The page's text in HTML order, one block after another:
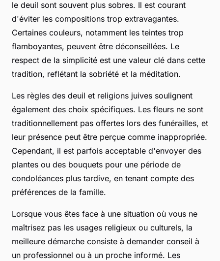
le deuil sont souvent plus sobres. Il est courant
d'éviter les compositions trop extravagantes.
Certaines couleurs, notamment les teintes trop
flamboyantes, peuvent être déconseillées. Le
respect de la simplicité est une valeur clé dans cette
tradition, reflétant la sobriété et la méditation.
Les règles des deuil et religions juives soulignent
également des choix spécifiques. Les fleurs ne sont
traditionnellement pas offertes lors des funérailles, et
leur présence peut être perçue comme inappropriée.
Cependant, il est parfois acceptable d'envoyer des
plantes ou des bouquets pour une période de
condoléances plus tardive, en tenant compte des
préférences de la famille.
Lorsque vous êtes face à une situation où vous ne
maîtrisez pas les usages religieux ou culturels, la
meilleure démarche consiste à demander conseil à
un professionnel ou à un proche informé. Les